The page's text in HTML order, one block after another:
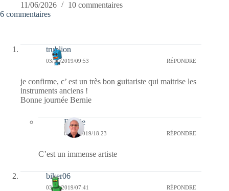
11/06/2026
10 commentaires
6 commentaires
trublion
03/10/2019/09:53 RÉPONDRE
je confirme, c’ est un très bon guitariste qui maitrise les
instruments anciens !
Bonne journée Bernie
Bernie
06/10/2019/18:23 RÉPONDRE
C’est un immense artiste
biker06
03/10/2019/07:41 RÉPONDRE